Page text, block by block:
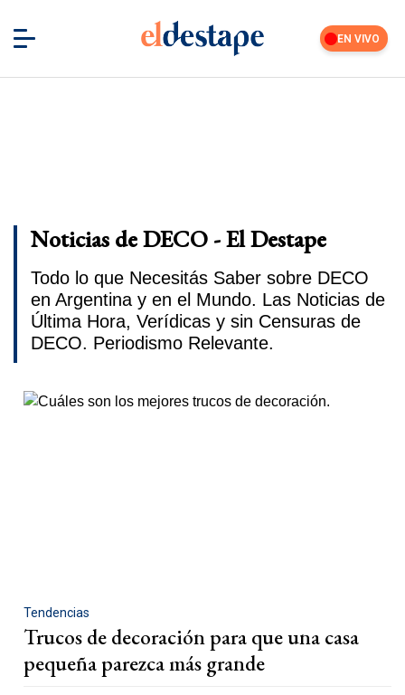
EN VIVO
Noticias de DECO - El Destape
Todo lo que Necesitás Saber sobre DECO
en Argentina y en el Mundo. Las Noticias de
Última Hora, Verídicas y sin Censuras de
DECO. Periodismo Relevante.
Tendencias
Trucos de decoración para que una casa
pequeña parezca más grande